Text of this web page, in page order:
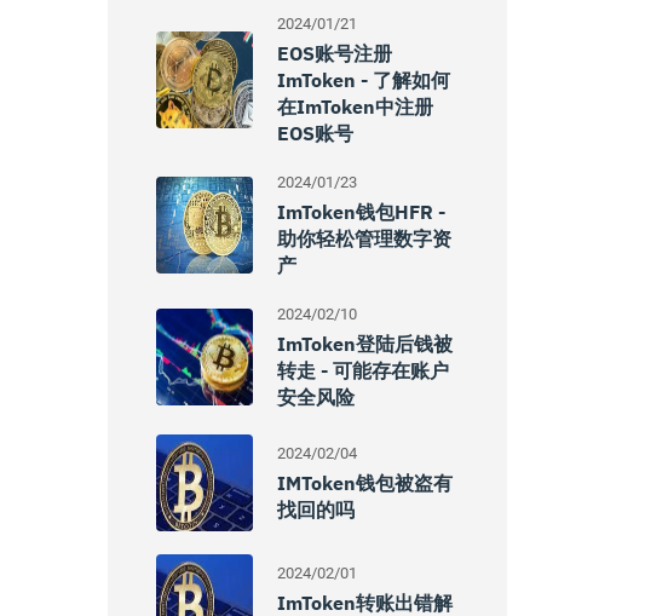
2024/01/21
EOS账号注册
ImToken - 了解如何
在imToken中注册
EOS账号
2024/01/23
ImToken钱包HFR -
助你轻松管理数字资
产
2024/02/10
ImToken登陆后钱被
转走 - 可能存在账户
安全风险
2024/02/04
IMToken钱包被盗有
找回的吗
2024/02/01
ImToken转账出错解